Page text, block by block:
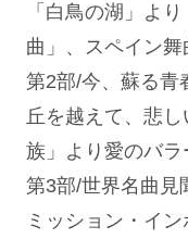
「白鳥の湖」よ
曲」、スペイン
第2部/今、蘇る青
丘を越えて、悲
族」より愛のバ
第3部/世界名曲見
ミッション・イ